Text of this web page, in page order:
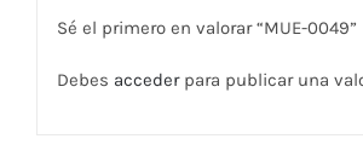
Sé el primero en valorar “MUE-0049”
Debes accederpara publicar una